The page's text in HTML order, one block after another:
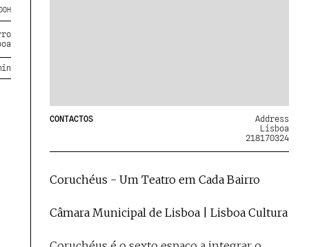
H
CONTACTOS
Address
Lisboa
218170324
Coruchéus - Um Teatro em Cada Bairro
Câmara Municipal de Lisboa | Lisboa Cultura